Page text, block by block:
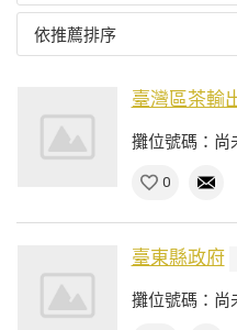
依推薦排序
臺灣區茶輸
攤位號碼：尚
0
臺東縣政府
攤位號碼：尚